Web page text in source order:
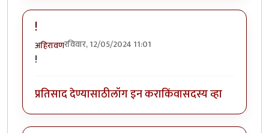
!
अहिरावणरविवार, 12/05/2024 11:01
!
प्रतिसाद देण्यासाठीलॉग इन कराकिंवासदस्य व्हा